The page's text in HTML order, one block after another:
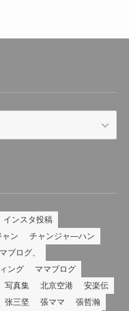
インスタ投稿
ン
チャンジャ―ハン
ブログ、
ング
ママブログ
写真集 北京空港
安楽伝
张三坚 張ママ
張哲瀚